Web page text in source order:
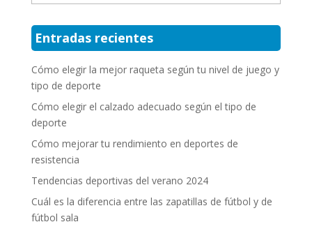
deporte
Entradas recientes
Cómo elegir la mejor raqueta según tu nivel de juego y
tipo de deporte
Cómo elegir el calzado adecuado según el tipo de
deporte
Cómo mejorar tu rendimiento en deportes de
resistencia
Tendencias deportivas del verano 2024
Cuál es la diferencia entre las zapatillas de fútbol y de
fútbol sala